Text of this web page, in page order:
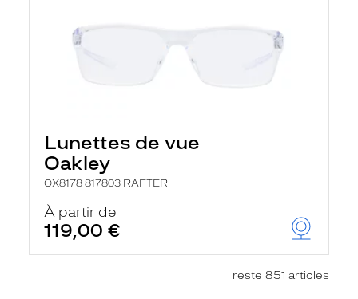
Lunettes de vue
Oakley
OX8178 817803 RAFTER
À partir de
119,00 €
reste 851 articles